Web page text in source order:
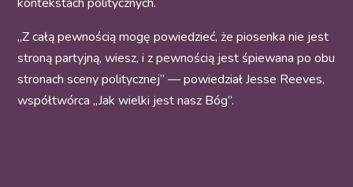
„Z całą pewnością mogę powiedzieć, że piosenka nie jest
stroną partyjną, wiesz, i z pewnością jest śpiewana po obu
stronach sceny politycznej” — powiedział Jesse Reeves,
współtwórca „Jak wielki jest nasz Bóg”.